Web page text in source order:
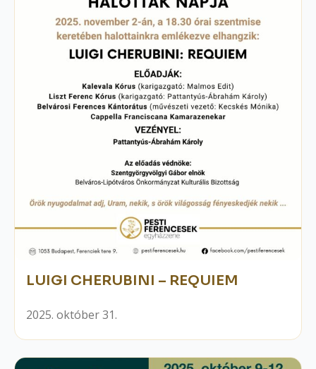
LUIGI CHERUBINI – REQUIEM
2025. október 31.